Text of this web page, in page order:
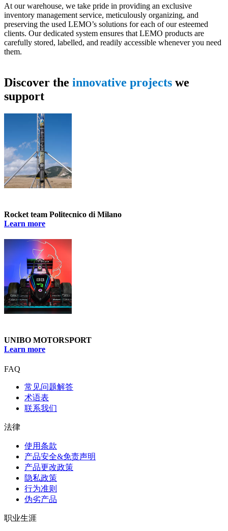
At our warehouse, we take pride in providing an exclusive
inventory management service, meticulously organizing, and
preserving the used LEMO’s solutions for each of our esteemed
clients. Our dedicated system ensures that LEMO products are
carefully stored, labelled, and readily accessible whenever you need
them.
Discover the innovative projects we
support
Rocket team Politecnico di Milano
Learn more
UNIBO MOTORSPORT
Learn more
FAQ
常见问题解答
术语表
联系我们
法律
使用条款
产品安全&免责声明
产品更改政策
隐私政策
行为准则
伪劣产品
职业生涯